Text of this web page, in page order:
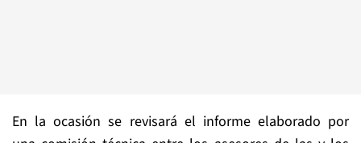
En la ocasión se revisará el informe elaborado por